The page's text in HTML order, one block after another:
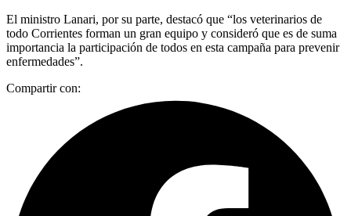
El ministro Lanari, por su parte, destacó que “los veterinarios de
todo Corrientes forman un gran equipo y consideró que es de suma
importancia la participación de todos en esta campaña para prevenir
enfermedades”.
Compartir con: